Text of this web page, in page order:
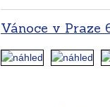
Vánoce v Praze